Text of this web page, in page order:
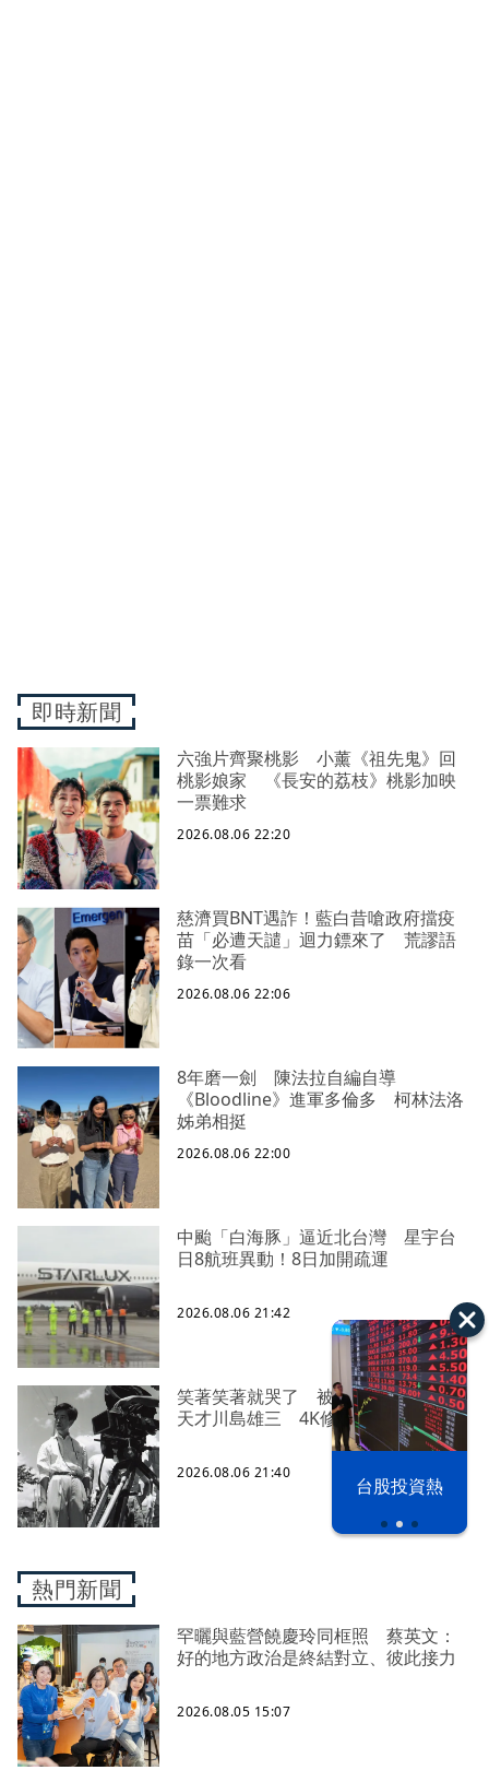
以色列 穹頂
台股投資熱
即時新聞
六強片齊聚桃影 小薰《祖先鬼》回
桃影娘家 《長安的荔枝》桃影加映
一票難求
2026.08.06 22:20
慈濟買BNT遇詐！藍白昔嗆政府擋疫
苗「必遭天譴」迴力鏢來了 荒謬語
錄一次看
2026.08.06 22:06
8年磨一劍 陳法拉自編自導
《Bloodline》進軍多倫多 柯林法洛
姊弟相挺
2026.08.06 22:00
中颱「白海豚」逼近北台灣 星宇台
日8航班異動！8日加開疏運
2026.08.06 21:42
笑著笑著就哭了 被遺忘的日本喜劇
天才川島雄三 4K修復重返大銀幕
2026.08.06 21:40
熱門新聞
罕曬與藍營饒慶玲同框照 蔡英文：
好的地方政治是終結對立、彼此接力
2026.08.05 15:07